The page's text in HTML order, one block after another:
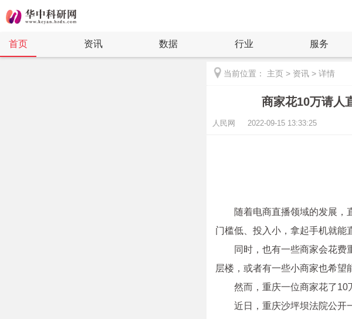
首页 资讯 数据 行业 服务
当前位置： 主页 > 资讯 > 详情
商家花10万请人
人民网 2022-09-15 13:33:25
随着电商直播领域的发展，
门槛低、投入小，拿起手机就能
同时，也有一些商家会花费
层楼，或者有一些小商家也希望
然而，重庆一位商家花了10
近日，重庆沙坪坝法院公开